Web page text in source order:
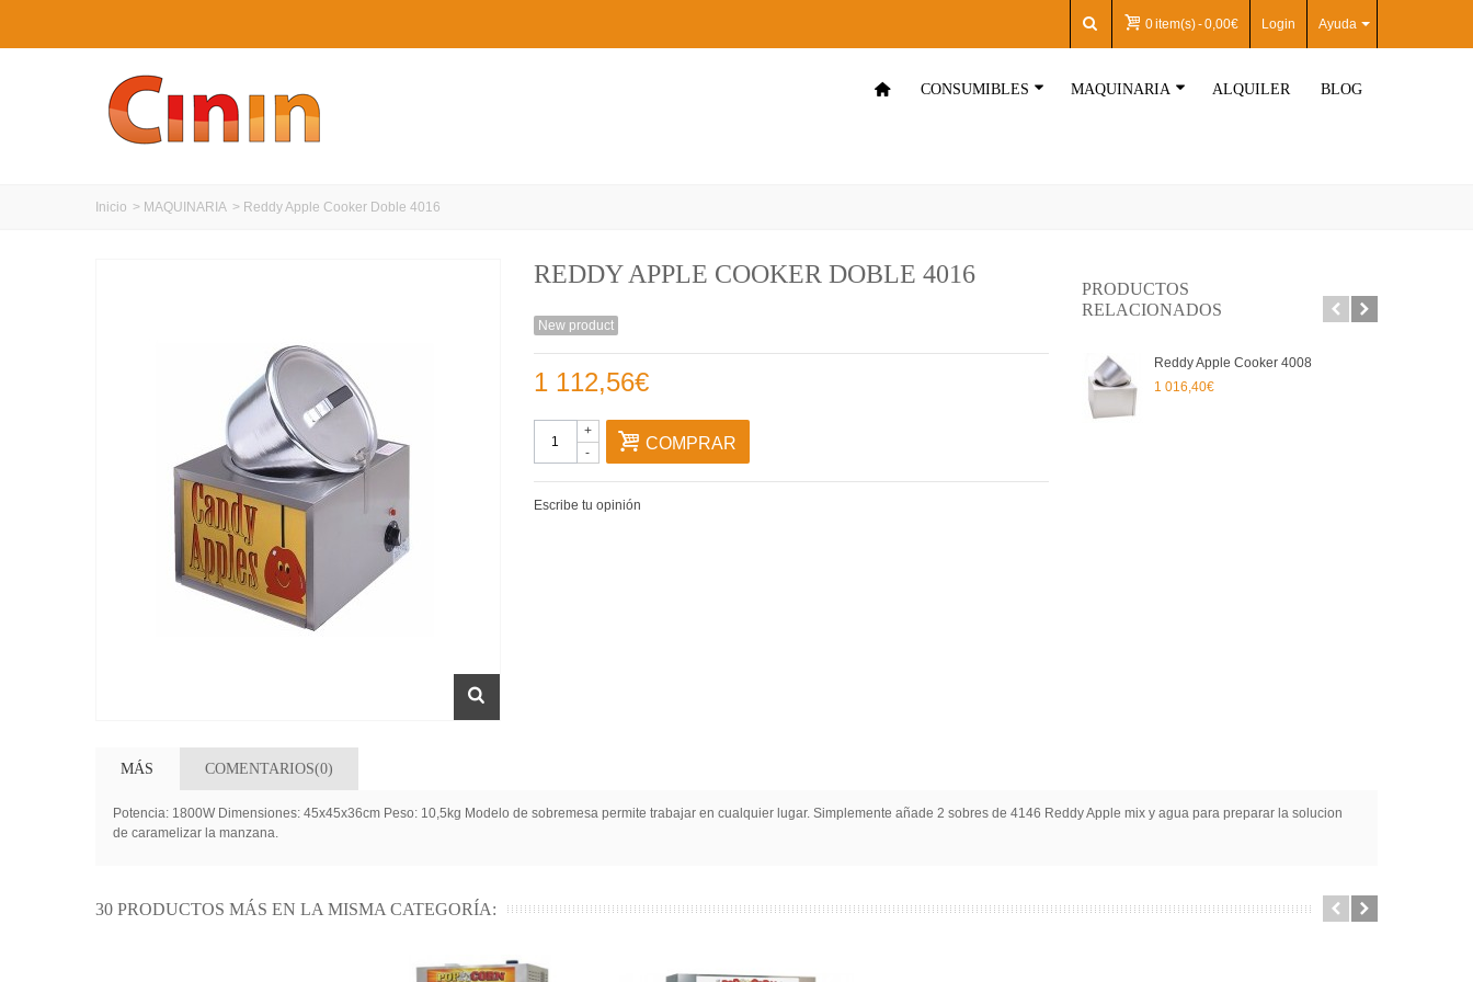
Ayuda
Login
0item(s)-0,00€
CONSUMIBLES MAQUINARIA ALQUILER BLOG
Inicio > MAQUINARIA > Reddy Apple Cooker Doble 4016
REDDY APPLE COOKER DOBLE 4016
New product
1 112,56€
-
+
COMPRAR
Escribe tu opinión
PRODUCTOS
RELACIONADOS
Reddy Apple Cooker 4008
1 016,40€
MÁS COMENTARIOS(0)
Potencia: 1800W Dimensiones: 45x45x36cm Peso: 10,5kg Modelo de sobremesa permite trabajar en cualquier lugar. Simplemente añade 2 sobres de 4146 Reddy Apple mix y agua para preparar la solucion
de caramelizar la manzana.
30 PRODUCTOS MÁS EN LA MISMA CATEGORÍA: